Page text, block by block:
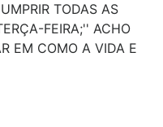
TODAS AS
FEIRA;'' ACHO
EM COMO A VIDA E